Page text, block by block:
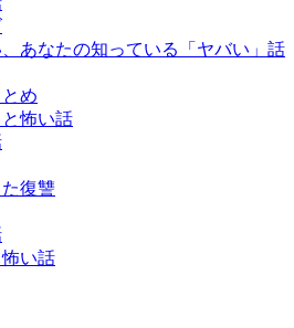
あなたの知っている「ヤバい」話
め
怖い話
復讐
い話